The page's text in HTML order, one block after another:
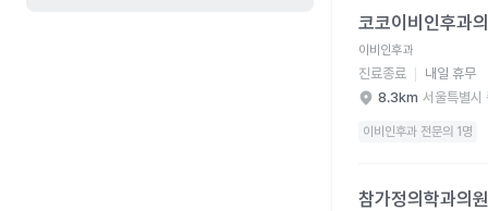
코코이비인후과
이비인후과
진료종료
내일 휴무
8.3km 서울특별시
이비인후과 전문의 1명
참가정의학과의원